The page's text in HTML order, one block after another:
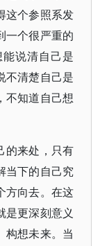
这个参照系发
一个很严重的
说清自己是
不清楚自己是
不知道自己想
的来处，只有
当下的自己究
方向去。在这
是更深刻意义
构想未来。当